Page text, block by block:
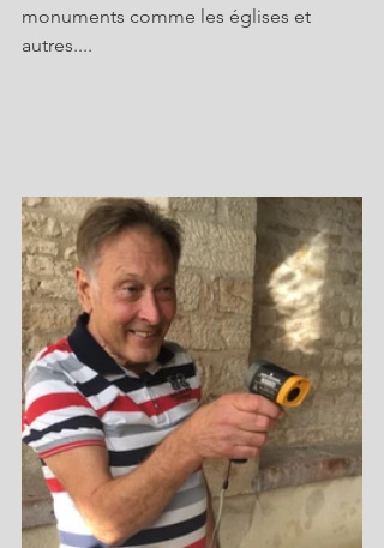
monuments comme les églises et
autres....